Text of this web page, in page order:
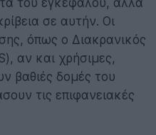
σε αυτήν. Οι
όπως ο Διακρανικός
αν και χρήσιμες,
βαθιές δομές του
τις επιφανειακές